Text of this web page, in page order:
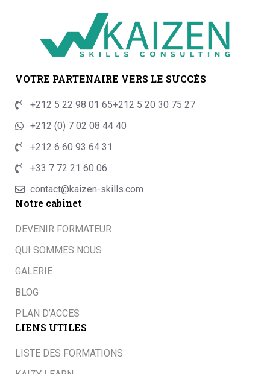
VOTRE PARTENAIRE VERS LE SUCCÈS
+212 5 22 98 01 65+212 5 20 30 75 27
+212 (0) 7 02 08 44 40
+212 6 60 93 64 31
+33 7 72 21 60 06
contact@kaizen-skills.com
Notre cabinet
DEVENIR FORMATEUR
QUI SOMMES NOUS
GALERIE
BLOG
PLAN D’ACCES
LIENS UTILES
LISTE DES FORMATIONS